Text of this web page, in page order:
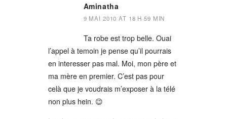
Aminatha
9 MAI 2010 AT 18 H 59 MIN
Ta robe est trop belle. Ouai
l’appel à temoin je pense qu’il pourrais
en interesser pas mal. Moi, mon père et
ma mère en premier. C’est pas pour
celà que je voudrais m’exposer à la télé
non plus hein. 😉